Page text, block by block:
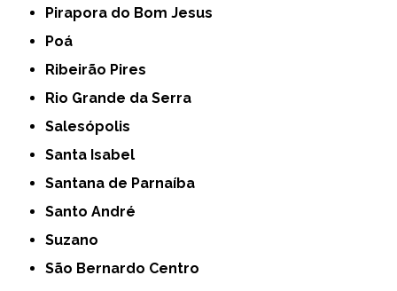
Pirapora do Bom Jesus
Poá
Ribeirão Pires
Rio Grande da Serra
Salesópolis
Santa Isabel
Santana de Parnaíba
Santo André
Suzano
São Bernardo Centro